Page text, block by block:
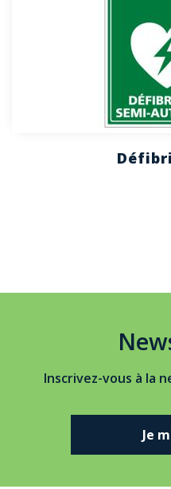
Inscrivez-vous à la
Je